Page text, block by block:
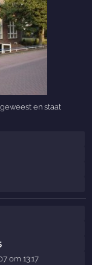
en staat
om 13:17